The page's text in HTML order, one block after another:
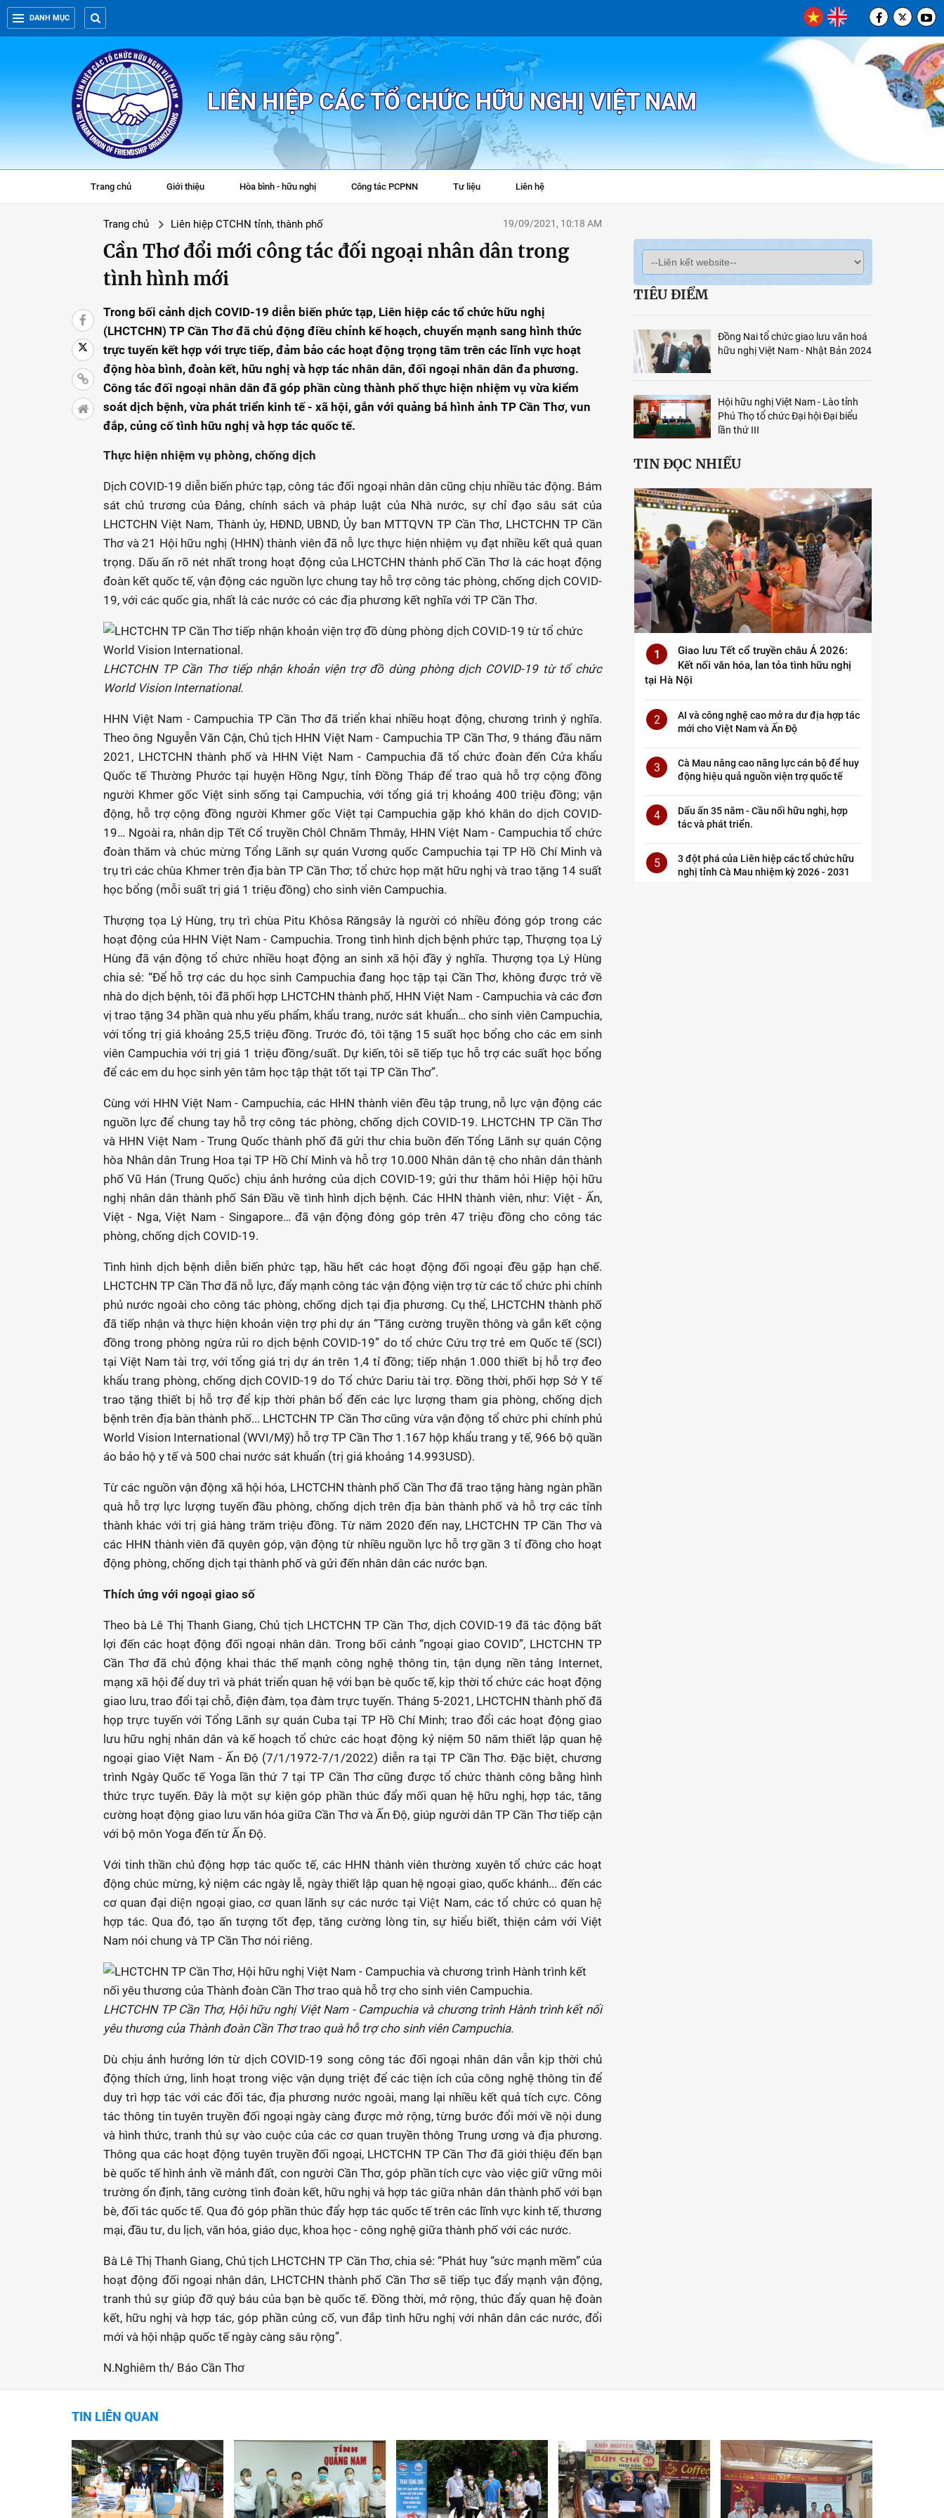
DANH MỤC
LIÊN HIỆP CÁC TỔ CHỨC HỮU NGHỊ VIỆT NAM
Trang chủ Giới thiệu Hòa bình - hữu nghị Công tác PCPNN Tư liệu Liên hệ
Trang chủ Liên hiệp CTCHN tỉnh, thành phố 19/09/2021, 10:18 AM
Cần Thơ đổi mới công tác đối ngoại nhân dân trong
tình hình mới
Trong bối cảnh dịch COVID-19 diễn biến phức tạp, Liên hiệp các tổ chức hữu nghị
(LHCTCHN) TP Cần Thơ đã chủ động điều chỉnh kế hoạch, chuyển mạnh sang hình thức
trực tuyến kết hợp với trực tiếp, đảm bảo các hoạt động trọng tâm trên các lĩnh vực hoạt
động hòa bình, đoàn kết, hữu nghị và hợp tác nhân dân, đối ngoại nhân dân đa phương.
Công tác đối ngoại nhân dân đã góp phần cùng thành phố thực hiện nhiệm vụ vừa kiểm
soát dịch bệnh, vừa phát triển kinh tế - xã hội, gắn với quảng bá hình ảnh TP Cần Thơ, vun
đắp, củng cố tình hữu nghị và hợp tác quốc tế.
Thực hiện nhiệm vụ phòng, chống dịch
Dịch COVID-19 diễn biến phức tạp, công tác đối ngoại nhân dân cũng chịu nhiều tác động. Bám
sát chủ trương của Ðảng, chính sách và pháp luật của Nhà nước, sự chỉ đạo sâu sát của
LHCTCHN Việt Nam, Thành ủy, HÐND, UBND, Ủy ban MTTQVN TP Cần Thơ, LHCTCHN TP Cần
Thơ và 21 Hội hữu nghị (HHN) thành viên đã nỗ lực thực hiện nhiệm vụ đạt nhiều kết quả quan
trọng. Dấu ấn rõ nét nhất trong hoạt động của LHCTCHN thành phố Cần Thơ là các hoạt động
đoàn kết quốc tế, vận động các nguồn lực chung tay hỗ trợ công tác phòng, chống dịch COVID-
19, với các quốc gia, nhất là các nước có các địa phương kết nghĩa với TP Cần Thơ.
LHCTCHN TP Cần Thơ tiếp nhận khoản viện trợ đồ dùng phòng dịch COVID-19 từ tổ chức
World Vision International.
HHN Việt Nam - Campuchia TP Cần Thơ đã triển khai nhiều hoạt động, chương trình ý nghĩa.
Theo ông Nguyễn Văn Cận, Chủ tịch HHN Việt Nam - Campuchia TP Cần Thơ, 9 tháng đầu năm
2021, LHCTCHN thành phố và HHN Việt Nam - Campuchia đã tổ chức đoàn đến Cửa khẩu
Quốc tế Thường Phước tại huyện Hồng Ngự, tỉnh Ðồng Tháp để trao quà hỗ trợ cộng đồng
người Khmer gốc Việt sinh sống tại Campuchia, với tổng giá trị khoảng 400 triệu đồng; vận
động, hỗ trợ cộng đồng người Khmer gốc Việt tại Campuchia gặp khó khăn do dịch COVID-
19… Ngoài ra, nhân dịp Tết Cổ truyền Chôl Chnăm Thmây, HHN Việt Nam - Campuchia tổ chức
đoàn thăm và chúc mừng Tổng Lãnh sự quán Vương quốc Campuchia tại TP Hồ Chí Minh và
trụ trì các chùa Khmer trên địa bàn TP Cần Thơ; tổ chức họp mặt hữu nghị và trao tặng 14 suất
học bổng (mỗi suất trị giá 1 triệu đồng) cho sinh viên Campuchia.
Thượng tọa Lý Hùng, trụ trì chùa Pitu Khôsa Răngsây là người có nhiều đóng góp trong các
hoạt động của HHN Việt Nam - Campuchia. Trong tình hình dịch bệnh phức tạp, Thượng tọa Lý
Hùng đã vận động tổ chức nhiều hoạt động an sinh xã hội đầy ý nghĩa. Thượng tọa Lý Hùng
chia sẻ: “Ðể hỗ trợ các du học sinh Campuchia đang học tập tại Cần Thơ, không được trở về
nhà do dịch bệnh, tôi đã phối hợp LHCTCHN thành phố, HHN Việt Nam - Campuchia và các đơn
vị trao tặng 34 phần quà nhu yếu phẩm, khẩu trang, nước sát khuẩn… cho sinh viên Campuchia,
với tổng trị giá khoảng 25,5 triệu đồng. Trước đó, tôi tặng 15 suất học bổng cho các em sinh
viên Campuchia với trị giá 1 triệu đồng/suất. Dự kiến, tôi sẽ tiếp tục hỗ trợ các suất học bổng
để các em du học sinh yên tâm học tập thật tốt tại TP Cần Thơ”.
Cùng với HHN Việt Nam - Campuchia, các HHN thành viên đều tập trung, nỗ lực vận động các
nguồn lực để chung tay hỗ trợ công tác phòng, chống dịch COVID-19. LHCTCHN TP Cần Thơ
và HHN Việt Nam - Trung Quốc thành phố đã gửi thư chia buồn đến Tổng Lãnh sự quán Cộng
hòa Nhân dân Trung Hoa tại TP Hồ Chí Minh và hỗ trợ 10.000 Nhân dân tệ cho nhân dân thành
phố Vũ Hán (Trung Quốc) chịu ảnh hưởng của dịch COVID-19; gửi thư thăm hỏi Hiệp hội hữu
nghị nhân dân thành phố Sán Ðầu về tình hình dịch bệnh. Các HHN thành viên, như: Việt - Ấn,
Việt - Nga, Việt Nam - Singapore… đã vận động đóng góp trên 47 triệu đồng cho công tác
phòng, chống dịch COVID-19.
Tình hình dịch bệnh diễn biến phức tạp, hầu hết các hoạt động đối ngoại đều gặp hạn chế.
LHCTCHN TP Cần Thơ đã nỗ lực, đẩy mạnh công tác vận động viện trợ từ các tổ chức phi chính
phủ nước ngoài cho công tác phòng, chống dịch tại địa phương. Cụ thể, LHCTCHN thành phố
đã tiếp nhận và thực hiện khoản viện trợ phi dự án “Tăng cường truyền thông và gắn kết cộng
đồng trong phòng ngừa rủi ro dịch bệnh COVID-19” do tổ chức Cứu trợ trẻ em Quốc tế (SCI)
tại Việt Nam tài trợ, với tổng giá trị dự án trên 1,4 tỉ đồng; tiếp nhận 1.000 thiết bị hỗ trợ đeo
khẩu trang phòng, chống dịch COVID-19 do Tổ chức Dariu tài trợ. Ðồng thời, phối hợp Sở Y tế
trao tặng thiết bị hỗ trợ để kịp thời phân bổ đến các lực lượng tham gia phòng, chống dịch
bệnh trên địa bàn thành phố... LHCTCHN TP Cần Thơ cũng vừa vận động tổ chức phi chính phủ
World Vision International (WVI/Mỹ) hỗ trợ TP Cần Thơ 1.167 hộp khẩu trang y tế, 966 bộ quần
áo bảo hộ y tế và 500 chai nước sát khuẩn (trị giá khoảng 14.993USD).
Từ các nguồn vận động xã hội hóa, LHCTCHN thành phố Cần Thơ đã trao tặng hàng ngàn phần
quà hỗ trợ lực lượng tuyến đầu phòng, chống dịch trên địa bàn thành phố và hỗ trợ các tỉnh
thành khác với trị giá hàng trăm triệu đồng. Từ năm 2020 đến nay, LHCTCHN TP Cần Thơ và
các HHN thành viên đã quyên góp, vận động từ nhiều nguồn lực hỗ trợ gần 3 tỉ đồng cho hoạt
động phòng, chống dịch tại thành phố và gửi đến nhân dân các nước bạn.
Thích ứng với ngoại giao số
Theo bà Lê Thị Thanh Giang, Chủ tịch LHCTCHN TP Cần Thơ, dịch COVID-19 đã tác động bất
lợi đến các hoạt động đối ngoại nhân dân. Trong bối cảnh “ngoại giao COVID”, LHCTCHN TP
Cần Thơ đã chủ động khai thác thế mạnh công nghệ thông tin, tận dụng nền tảng Internet,
mạng xã hội để duy trì và phát triển quan hệ với bạn bè quốc tế, kịp thời tổ chức các hoạt động
giao lưu, trao đổi tại chỗ, điện đàm, tọa đàm trực tuyến. Tháng 5-2021, LHCTCHN thành phố đã
họp trực tuyến với Tổng Lãnh sự quán Cuba tại TP Hồ Chí Minh; trao đổi các hoạt động giao
lưu hữu nghị nhân dân và kế hoạch tổ chức các hoạt động kỷ niệm 50 năm thiết lập quan hệ
ngoại giao Việt Nam - Ấn Ðộ (7/1/1972-7/1/2022) diễn ra tại TP Cần Thơ. Ðặc biệt, chương
trình Ngày Quốc tế Yoga lần thứ 7 tại TP Cần Thơ cũng được tổ chức thành công bằng hình
thức trực tuyến. Ðây là một sự kiện góp phần thúc đẩy mối quan hệ hữu nghị, hợp tác, tăng
cường hoạt động giao lưu văn hóa giữa Cần Thơ và Ấn Ðộ, giúp người dân TP Cần Thơ tiếp cận
với bộ môn Yoga đến từ Ấn Ðộ.
Với tinh thần chủ động hợp tác quốc tế, các HHN thành viên thường xuyên tổ chức các hoạt
động chúc mừng, kỷ niệm các ngày lễ, ngày thiết lập quan hệ ngoại giao, quốc khánh... đến các
cơ quan đại diện ngoại giao, cơ quan lãnh sự các nước tại Việt Nam, các tổ chức có quan hệ
hợp tác. Qua đó, tạo ấn tượng tốt đẹp, tăng cường lòng tin, sự hiểu biết, thiện cảm với Việt
Nam nói chung và TP Cần Thơ nói riêng.
LHCTCHN TP Cần Thơ, Hội hữu nghị Việt Nam - Campuchia và chương trình Hành trình kết nối
yêu thương của Thành đoàn Cần Thơ trao quà hỗ trợ cho sinh viên Campuchia.
Dù chịu ảnh hưởng lớn từ dịch COVID-19 song công tác đối ngoại nhân dân vẫn kịp thời chủ
động thích ứng, linh hoạt trong việc vận dụng triệt để các tiện ích của công nghệ thông tin để
duy trì hợp tác với các đối tác, địa phương nước ngoài, mang lại nhiều kết quả tích cực. Công
tác thông tin tuyên truyền đối ngoại ngày càng được mở rộng, từng bước đổi mới về nội dung
và hình thức, tranh thủ sự vào cuộc của các cơ quan truyền thông Trung ương và địa phương.
Thông qua các hoạt động tuyên truyền đối ngoại, LHCTCHN TP Cần Thơ đã giới thiệu đến bạn
bè quốc tế hình ảnh về mảnh đất, con người Cần Thơ, góp phần tích cực vào việc giữ vững môi
trường ổn định, tăng cường tình đoàn kết, hữu nghị và hợp tác giữa nhân dân thành phố với bạn
bè, đối tác quốc tế. Qua đó góp phần thúc đẩy hợp tác quốc tế trên các lĩnh vực kinh tế, thương
mại, đầu tư, du lịch, văn hóa, giáo dục, khoa học - công nghệ giữa thành phố với các nước.
Bà Lê Thị Thanh Giang, Chủ tịch LHCTCHN TP Cần Thơ, chia sẻ: “Phát huy “sức mạnh mềm” của
hoạt động đối ngoại nhân dân, LHCTCHN thành phố Cần Thơ sẽ tiếp tục đẩy mạnh vận động,
tranh thủ sự giúp đỡ quý báu của bạn bè quốc tế. Ðồng thời, mở rộng, thúc đẩy quan hệ đoàn
kết, hữu nghị và hợp tác, góp phần củng cố, vun đắp tình hữu nghị với nhân dân các nước, đổi
mới và hội nhập quốc tế ngày càng sâu rộng”.
N.Nghiêm th/ Báo Cần Thơ
TIÊU ĐIỂM
Đồng Nai tổ chức giao lưu văn hoá
hữu nghị Việt Nam - Nhật Bản 2024
Hội hữu nghị Việt Nam - Lào tỉnh
Phú Thọ tổ chức Đại hội Đại biểu
lần thứ III
TIN ĐỌC NHIỀU
1
Giao lưu Tết cổ truyền châu Á 2026:
Kết nối văn hóa, lan tỏa tình hữu nghị
tại Hà Nội
2
AI và công nghệ cao mở ra dư địa hợp tác
mới cho Việt Nam và Ấn Độ
3
Cà Mau nâng cao năng lực cán bộ để huy
động hiệu quả nguồn viện trợ quốc tế
4
Dấu ấn 35 năm - Cầu nối hữu nghị, hợp
tác và phát triển.
5
3 đột phá của Liên hiệp các tổ chức hữu
nghị tỉnh Cà Mau nhiệm kỳ 2026 - 2031
TIN LIÊN QUAN